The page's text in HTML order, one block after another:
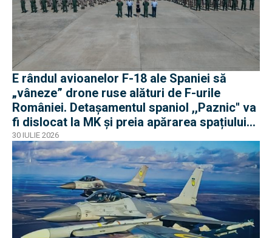
E rândul avioanelor F-18 ale Spaniei să
„vâneze” drone ruse alături de F-urile
României. Detașamentul spaniol ,,Paznic'' va
fi dislocat la MK și preia apărarea spațiului
aerian românesc
30 IULIE 2026